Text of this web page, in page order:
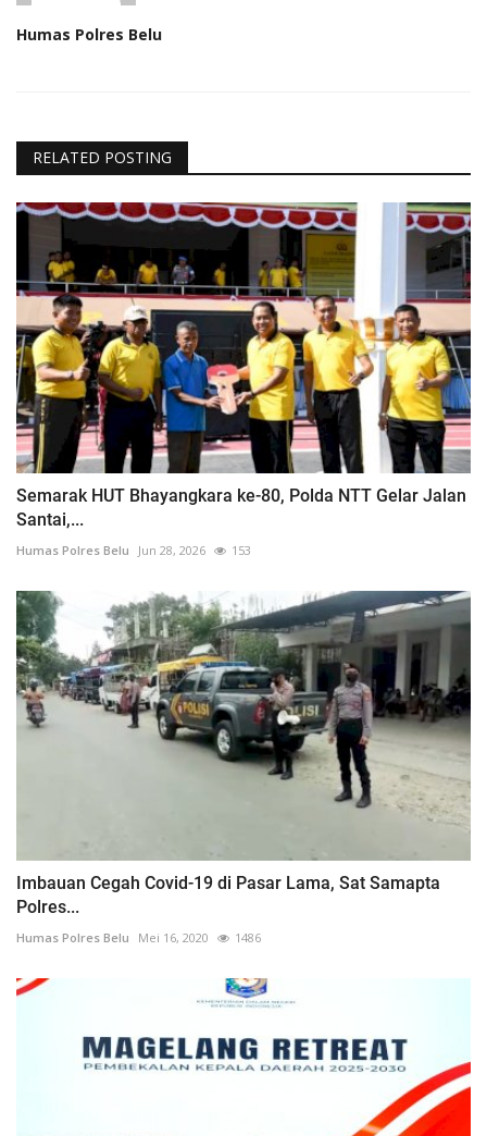
Humas Polres Belu
RELATED POSTING
Semarak HUT Bhayangkara ke-80, Polda NTT Gelar Jalan
Santai,...
Humas Polres Belu Jun 28, 2026 153
Imbauan Cegah Covid-19 di Pasar Lama, Sat Samapta
Polres...
Humas Polres Belu Mei 16, 2020 1486